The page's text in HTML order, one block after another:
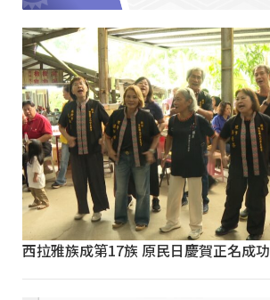
西拉雅族成第17族 原民日慶賀正名成功